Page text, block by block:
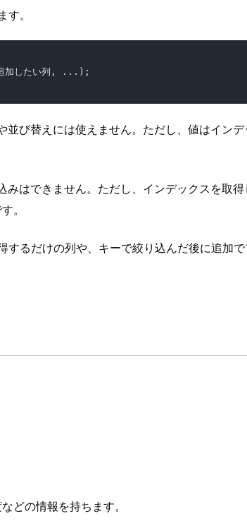
。
加したい列, ...);
び替えには使えません。ただし、値はイン
はできません。ただし、インデックスを取
。
するだけの列や、キーで絞り込んだ後に追加
どの情報を持ちます。